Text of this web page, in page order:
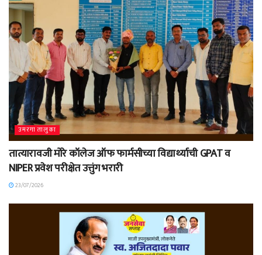
उमरगा तालुका
तात्यारावजी मोरे कॉलेज ऑफ फार्मसीच्या विद्यार्थ्याची GPAT व
NIPER प्रवेश परीक्षेत उत्तुंग भरारी
23/07/2026